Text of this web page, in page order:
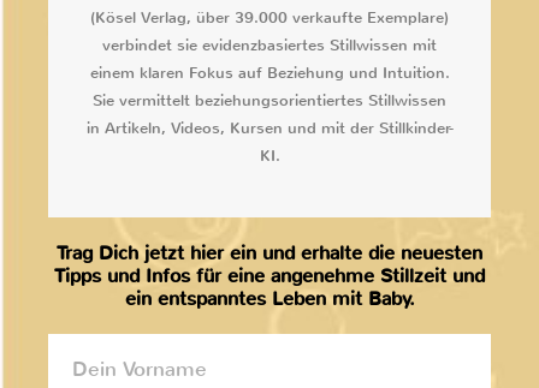
(Kösel Verlag, über 39.000 verkaufte Exemplare)
verbindet sie evidenzbasiertes Stillwissen mit
einem klaren Fokus auf Beziehung und Intuition.
Sie vermittelt beziehungsorientiertes Stillwissen
in Artikeln, Videos, Kursen und mit der Stillkinder-
KI.
Trag Dich jetzt hier ein und erhalte die neuesten
Tipps und Infos für eine angenehme Stillzeit und
ein entspanntes Leben mit Baby.